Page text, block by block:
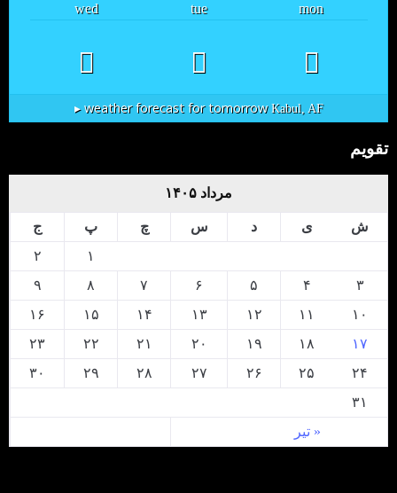
mon
tue
wed
Kabul, AF
weather forecast for tomorrow ▸
تقویم
مرداد ۱۴۰۵
ش ی د س چ پ ج
« تیر
۱
۲
۳
۴ ۵ ۶ ۷ ۸
۹
۱۰
۱۱ ۱۲ ۱۳ ۱۴ ۱۵
۱۶
۱۷
۱۸ ۱۹ ۲۰ ۲۱ ۲۲
۲۳
۲۴
۲۵ ۲۶ ۲۷ ۲۸ ۲۹
۳۰
۳۱